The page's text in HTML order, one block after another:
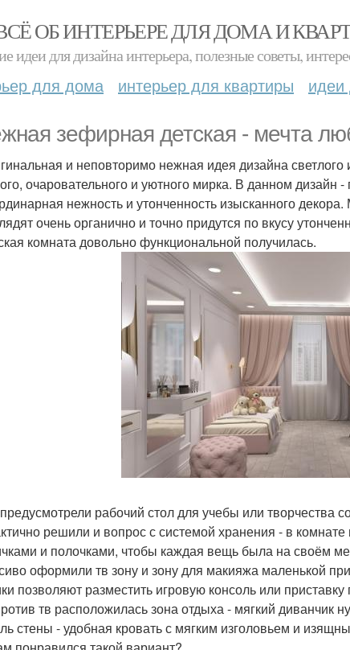
ОБ ИНТЕРЬЕРЕ ДЛЯ ДОМА И
идеи для дизайна интерьера, полезные советы,
для дома интерьер для квартиры идеи
зефирная детская - мечта
и неповторимо нежная идея дизайна
очаровательного и уютного мирка. В данном дизайн
нежность и утонченность изысканного
очень органично и точно придутся по вкусу
комната довольно функциональной получилась.
рабочий стол для учебы или творчества
решили и вопрос с системой хранения - в
и полочками, чтобы каждая вещь была на своём
оформили тв зону и зону для макияжа маленькой
позволяют разместить игровую консоль или
тв расположилась зона отдыха - мягкий диванчик
стены - удобная кровать с мягким изголовьем и